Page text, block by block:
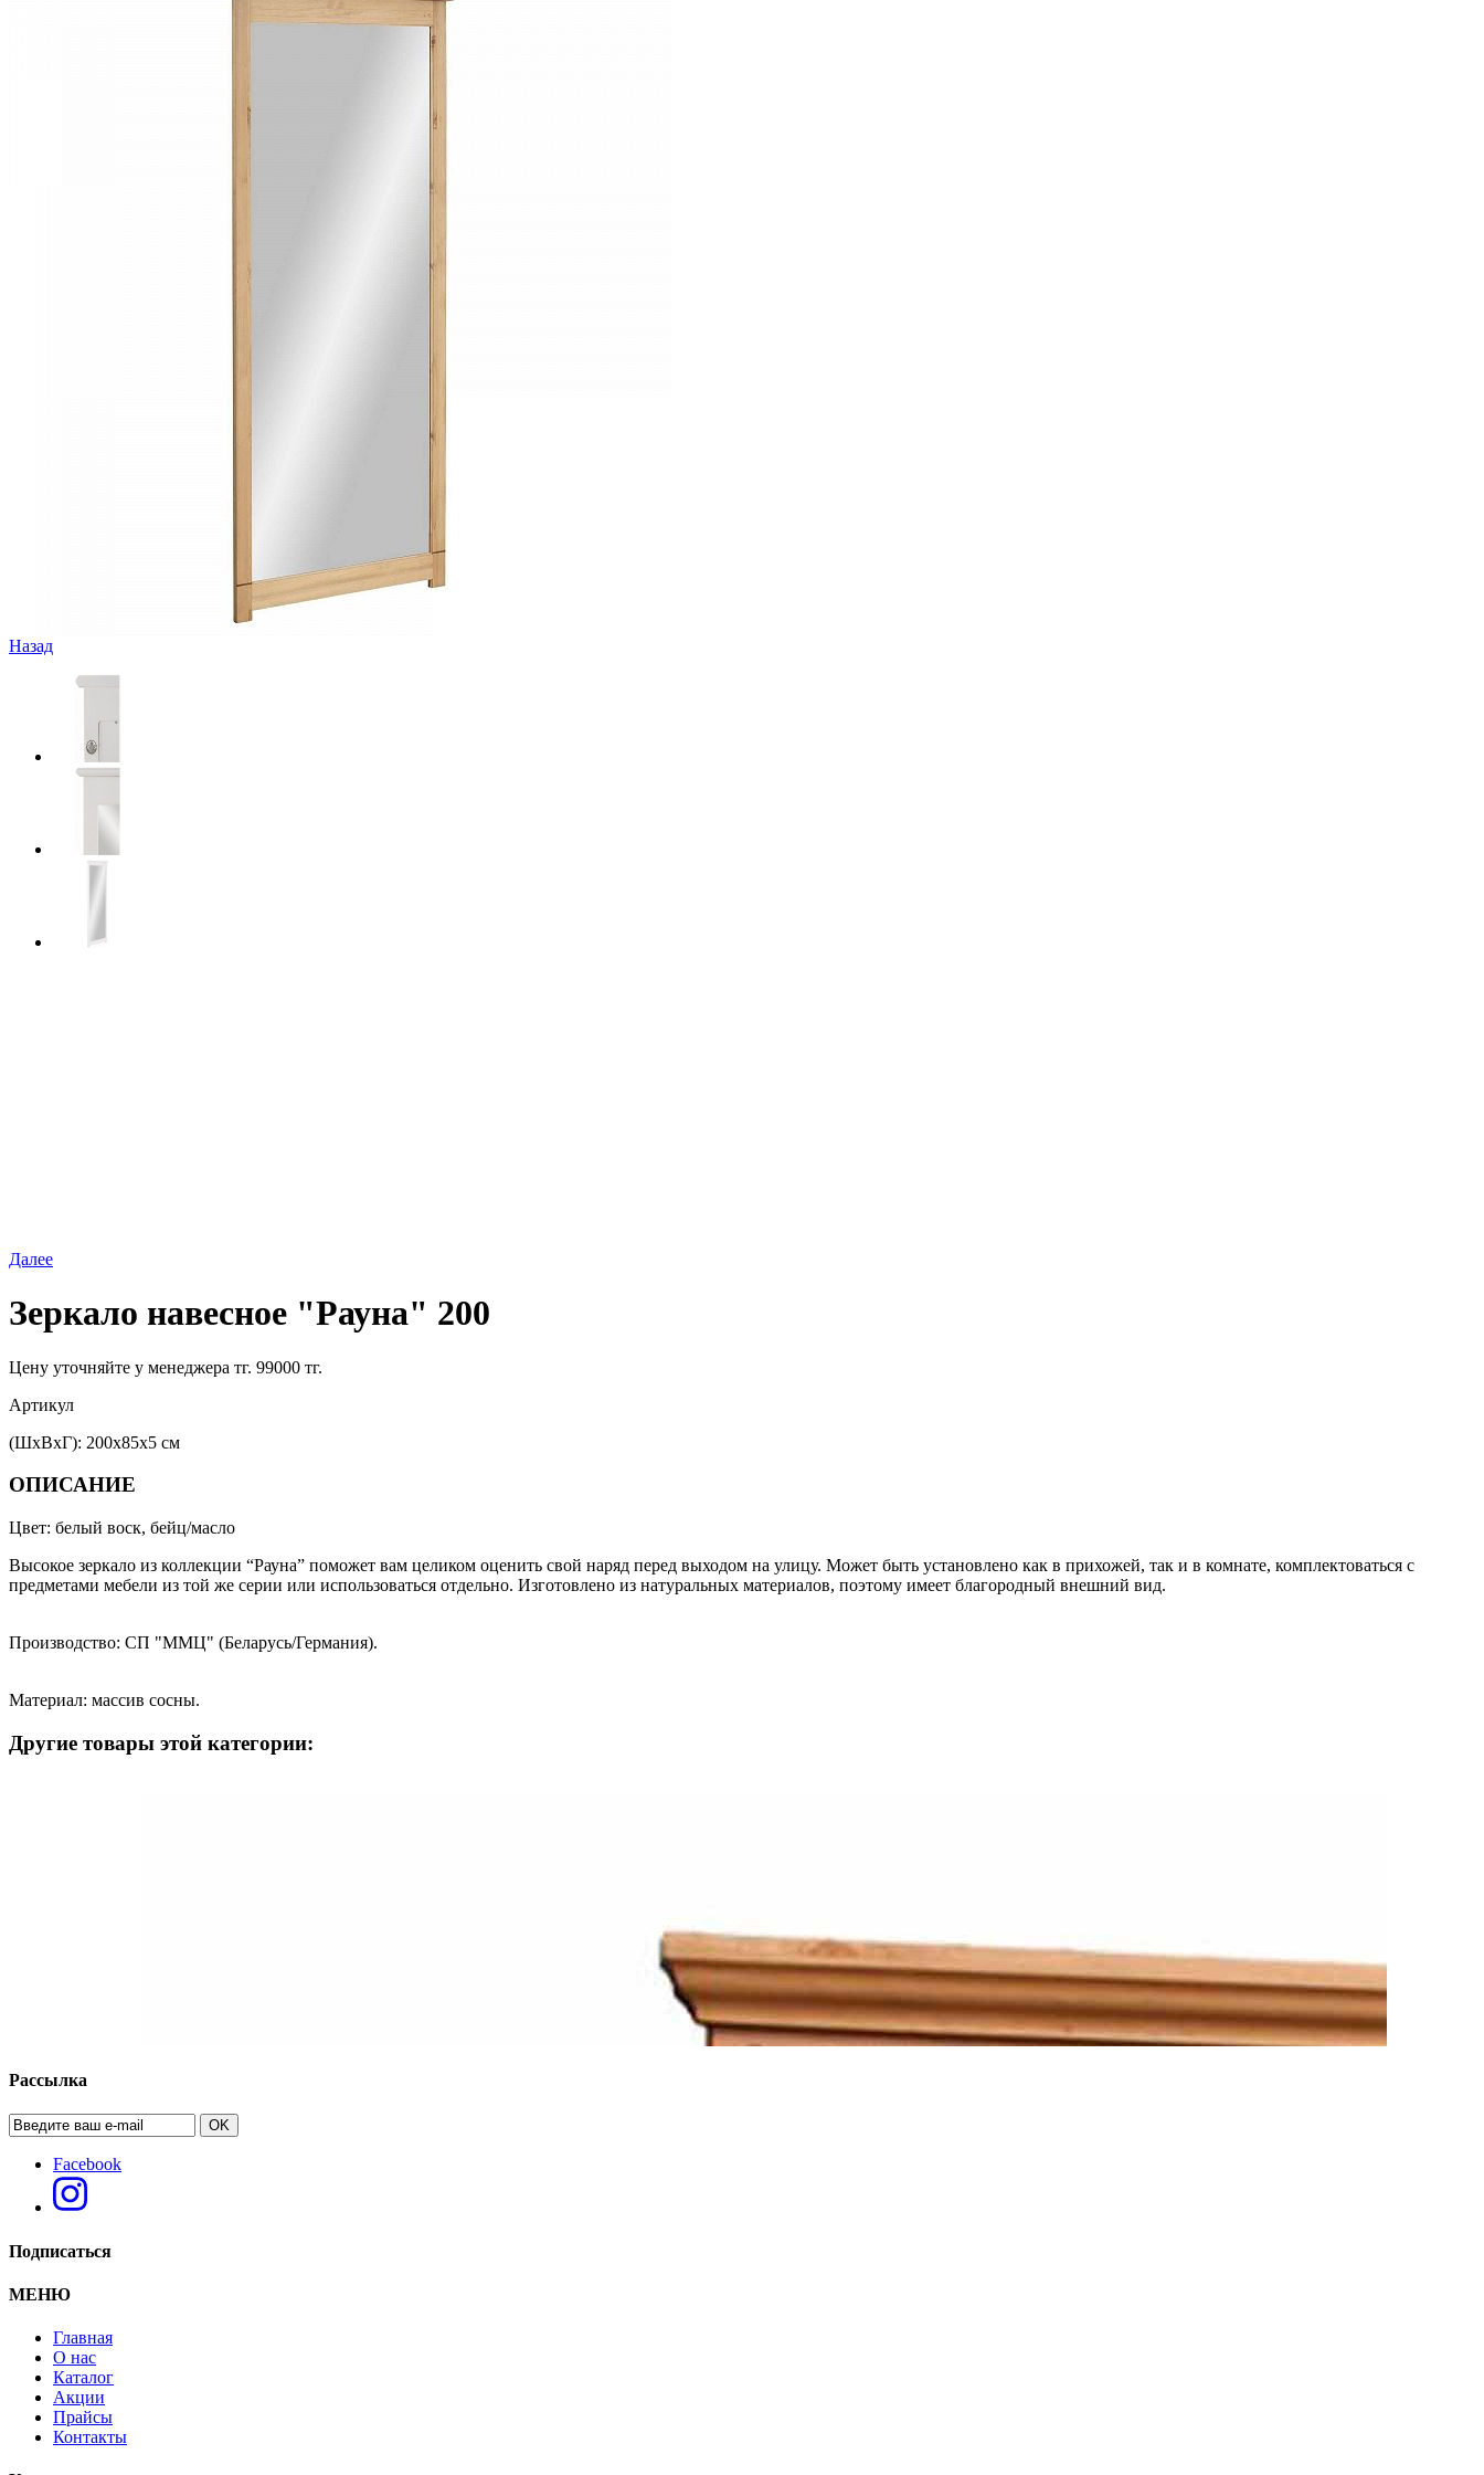
Назад
Далее
Зеркало навесное "Рауна" 200
Цену уточняйте у менеджера тг. 99000 тг.
Артикул
(ШxВxГ): 200x85x5 см
ОПИСАНИЕ
Цвет: белый воск, бейц/масло
Высокое зеркало из коллекции “Рауна” поможет вам целиком оценить свой наряд перед выходом на улицу. Может быть установлено как в прихожей, так и в комнате, комплектоваться с
предметами мебели из той же серии или использоваться отдельно. Изготовлено из натуральных материалов, поэтому имеет благородный внешний вид.
Производство: СП "ММЦ" (Беларусь/Германия).
Материал: массив сосны.
Другие товары этой категории:
Рассылка
OK
Facebook
Подписаться
МЕНЮ
Главная
О нас
Каталог
Акции
Прайсы
Контакты